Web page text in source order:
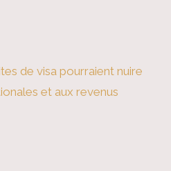
de visa pourraient nuire
et aux revenus